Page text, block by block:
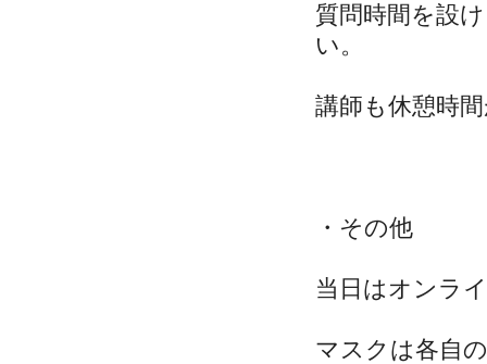
質問時間を設
い。
講師も休憩時
・その他
当日はオンラ
マスクは各自